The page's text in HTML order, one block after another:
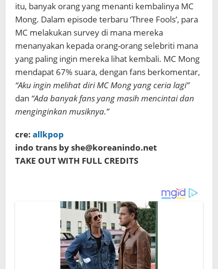
itu, banyak orang yang menanti kembalinya MC
Mong. Dalam episode terbaru ‘Three Fools’, para
MC melakukan survey di mana mereka
menanyakan kepada orang-orang selebriti mana
yang paling ingin mereka lihat kembali. MC Mong
mendapat 67% suara, dengan fans berkomentar,
“Aku ingin melihat diri MC Mong yang ceria lagi”
dan “Ada banyak fans yang masih mencintai dan
menginginkan musiknya.”
cre: allkpop
indo trans by she@koreanindo.net
TAKE OUT WITH FULL CREDITS